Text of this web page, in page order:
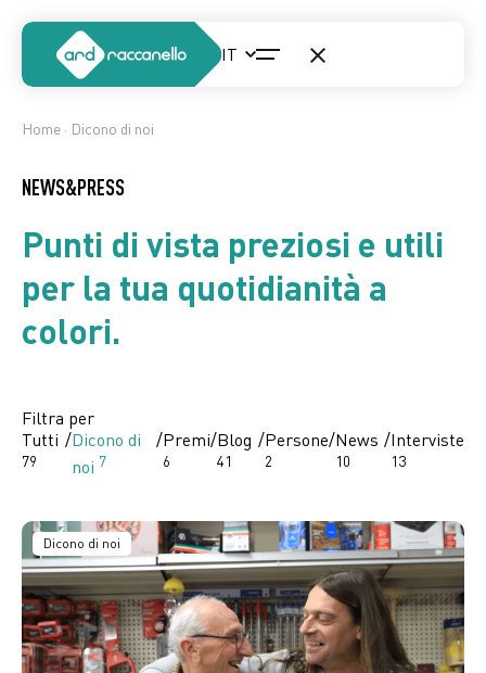
Home · Dicono di noi
NEWS&PRESS
Punti di vista preziosi e utili
per la tua quotidianità a
colori.
Filtra per
Tutti
79
/Dicono di
noi 7
/Premi
6
/Blog
41
/Persone
2
/News
10
/Interviste
13
Dicono di noi